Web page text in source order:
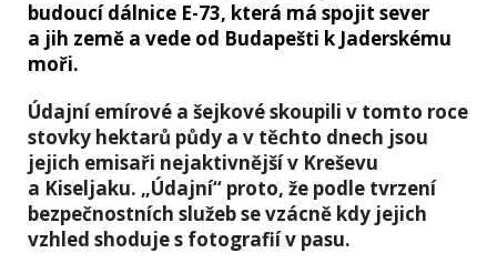
budoucí dálnice E-73, která má spojit sever
a jih země a vede od Budapešti k Jaderskému
moři.
Údajní emírové a šejkové skoupili v tomto roce
stovky hektarů půdy a v těchto dnech jsou
jejich emisaři nejaktivnější v Kreševu
a Kiseljaku. „Údajní“ proto, že podle tvrzení
bezpečnostních služeb se vzácně kdy jejich
vzhled shoduje s fotografií v pasu.